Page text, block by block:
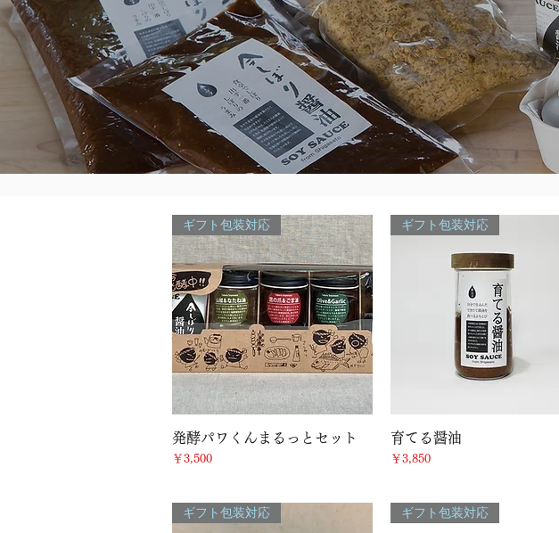
クイックビュー
ギフト包装対応
発酵パワくんまるっとセット
価格
￥3,500
クイックビュー
ギフト包装対応
育てる醤油
価格
￥3,850
ギフト包装対応 ギフト包装対応